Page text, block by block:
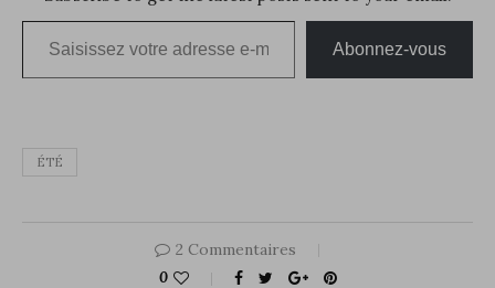
Saisissez votre adresse e-mail…
Abonnez-vous
ÉTÉ
2 Commentaires
0